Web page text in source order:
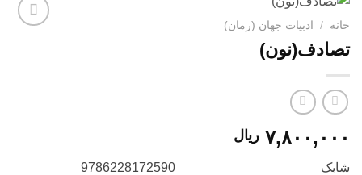
خانه / ادبيات جهان (رمان)
تصادف(نون)
۷,۸۰۰,۰۰۰ ریال
شابک 9786228172590